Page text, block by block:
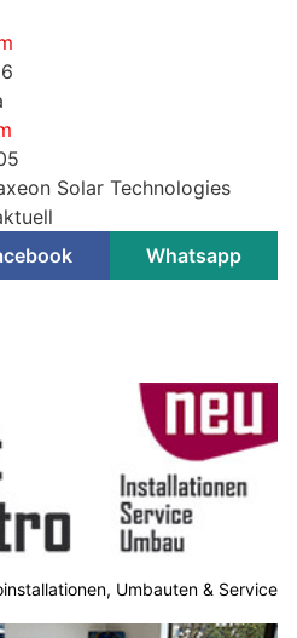
Solar Technologies
Whatsapp
Umbauten & Service